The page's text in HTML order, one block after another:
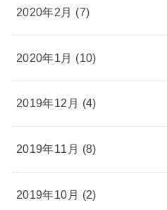
2020年2月 (7)
2020年1月 (10)
2019年12月 (4)
2019年11月 (8)
2019年10月 (2)